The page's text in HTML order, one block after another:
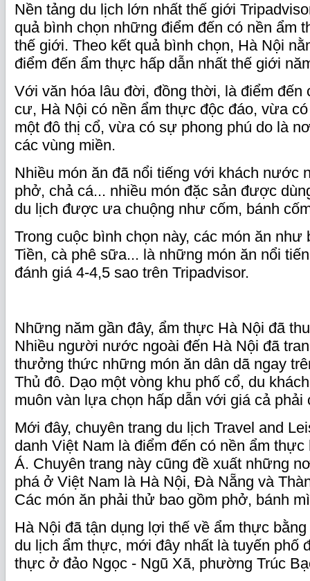
Nền tảng du lịch lớn nhất thế giới
quả bình chọn những điểm đến có nền ẩm
thế giới. Theo kết quả bình chọn, Hà Nội
điểm đến ẩm thực hấp dẫn nhất thế giới
Với văn hóa lâu đời, đồng thời, là điểm đến
cư, Hà Nội có nền ẩm thực độc đáo, vừa
một đô thị cổ, vừa có sự phong phú do là
các vùng miền.
Nhiều món ăn đã nổi tiếng với khách nước
phở, chả cá... nhiều món đặc sản được
du lịch được ưa chuộng như cốm, bánh
Trong cuộc bình chọn này, các món ăn như
Tiền, cà phê sữa... là những món ăn nổi
đánh giá 4-4,5 sao trên Tripadvisor.
Những năm gần đây, ẩm thực Hà Nội đã
Nhiều người nước ngoài đến Hà Nội đã
thưởng thức những món ăn dân dã ngay
Thủ đô. Dạo một vòng khu phố cổ, du
muôn vàn lựa chọn hấp dẫn với giá cả phải
Mới đây, chuyên trang du lịch Travel and
danh Việt Nam là điểm đến có nền ẩm thực
Á. Chuyên trang này cũng đề xuất những
phá ở Việt Nam là Hà Nội, Đà Nẵng và
Các món ăn phải thử bao gồm phở, bánh
Hà Nội đã tận dụng lợi thế về ẩm thực
du lịch ẩm thực, mới đây nhất là tuyến phố
thực ở đảo Ngọc - Ngũ Xã, phường Trúc